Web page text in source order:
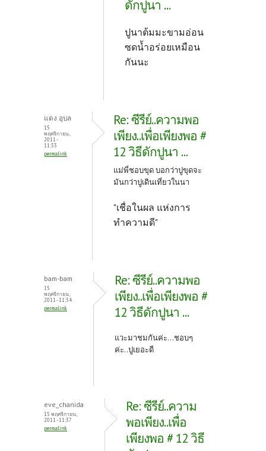
ดักปูนา ...
ปูนาต้มมะขามอ่อน
ซดน้ำอร่อยเหมือน
กันนะ
แดง อุบล
15
พฤศจิกายน,
2011 -
11:33
permalink
Re: ซีรีย์..ความพอ
เพียง..เพื่อเพียงพอ #
12 วิธีดักปูนา ...
แม่พี่ชอบขุด บอกว่าปูขุดจะ
มันกว่าปูเดินเที่ยวในนา
"เชื่อในผล แห่งการ
ทำความดี"
bam-bam
15
พฤศจิกายน,
2011 - 11:34
permalink
Re: ซีรีย์..ความพอ
เพียง..เพื่อเพียงพอ #
12 วิธีดักปูนา ...
แวะมาชมกันค่ะ...ชอบๆ
ค่ะ..ปูเยอะดี
eve_chanida
15 พฤศจิกายน,
2011 - 11:37
permalink
Re: ซีรีย์..ความ
พอเพียง..เพื่อ
เพียงพอ # 12 วิธี